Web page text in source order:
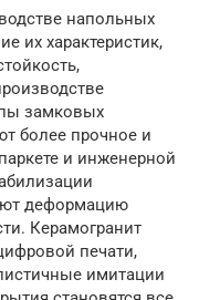
напольных
их характеристик,
замковых
более прочное и
и инженерной
деформацию
Керамогранит
печати,
имитации